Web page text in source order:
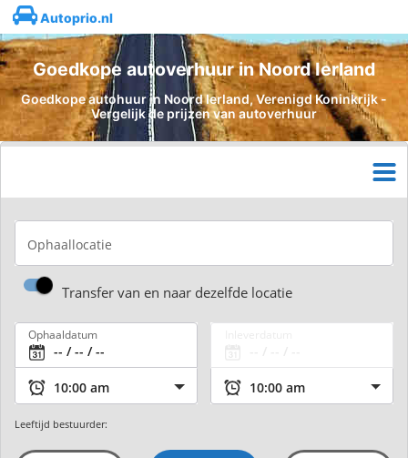
Autoprio.nl
Goedkope autoverhuur in Noord Ierland
Goedkope autohuur in Noord Ierland, Verenigd Koninkrijk -
Vergelijk de prijzen van autoverhuur
Ophaallocatie
Transfer van en naar dezelfde locatie
Ophaaldatum
Leeftijd bestuurder: